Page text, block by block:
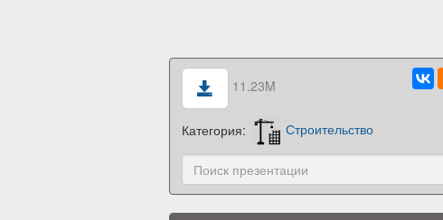
11.23M
Категория: Строительство